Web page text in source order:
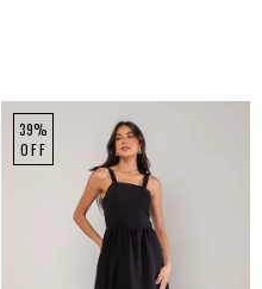
39%
OFF